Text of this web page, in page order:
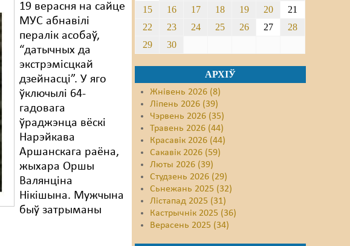
19 верасня на сайце
МУС абнавілі
пералік асобаў,
“датычных да
экстрэмісцкай
дзейнасці”. У яго
ўключылі 64-
гадовага
ўраджэнца вёскі
Нарэйкава
Аршанскага раёна,
жыхара Оршы
Валянціна
Нікішына. Мужчына
быў затрыманы
15
16 17 18 19 20
21
22
23 24 25 26 27
28
29
30
АРХІЎ
Жнівень 2026 (8)
Ліпень 2026 (39)
Чэрвень 2026 (35)
Травень 2026 (44)
Красавік 2026 (44)
Сакавік 2026 (59)
Люты 2026 (39)
Студзень 2026 (29)
Сьнежань 2025 (32)
Лістапад 2025 (31)
Кастрычнік 2025 (36)
Верасень 2025 (34)